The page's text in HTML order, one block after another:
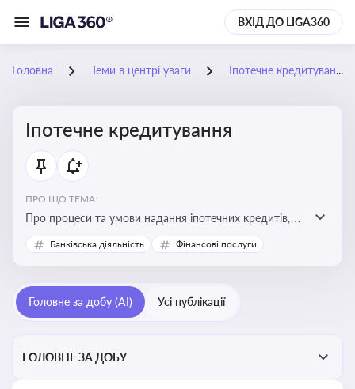
ВХІД ДО LIGA360
Головна Теми в центрі уваги Іпотечне кредитування
Іпотечне кредитування
ПРО ЩО ТЕМА:
Про процеси та умови надання іпотечних кредитів,
зміни у законодавстві та тенденції на ринку житла
Банківська діяльність Фінансові послуги
Головне за добу (AI) Усі публікації
ГОЛОВНЕ ЗА ДОБУ